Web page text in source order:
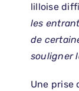
lilloise
les
de
souligner
Une prise